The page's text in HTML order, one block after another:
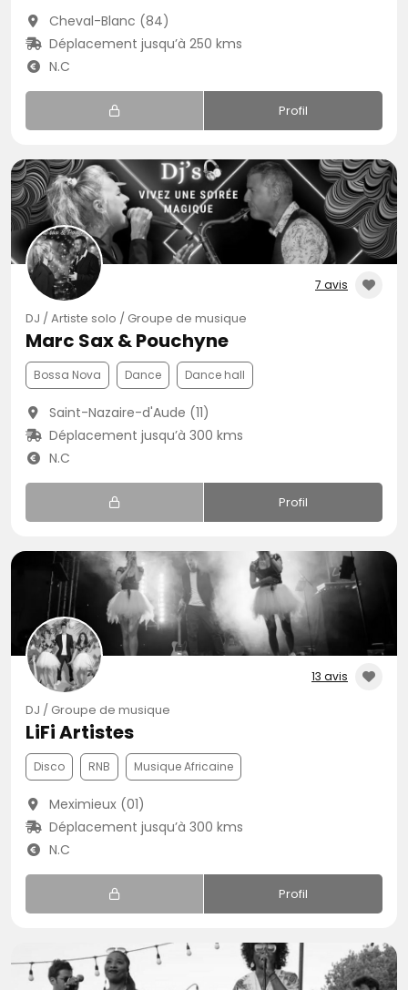
Cheval-Blanc (84)
Déplacement jusqu’à 250 kms
N.C
Profil
7 avis
DJ / Artiste solo / Groupe de musique
Marc Sax & Pouchyne
Bossa Nova Dance Dance hall
Saint-Nazaire-d'Aude (11)
Déplacement jusqu’à 300 kms
N.C
Profil
13 avis
DJ / Groupe de musique
LiFi Artistes
Disco RNB Musique Africaine
Meximieux (01)
Déplacement jusqu’à 300 kms
N.C
Profil